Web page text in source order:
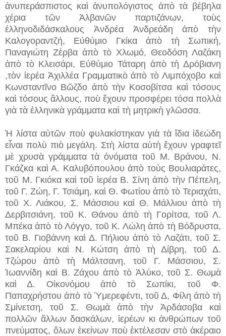
ἀνυπεράσπιστος καὶ ἀνυπολόγιστος ἀπὸ τὰ βέβηλα
χέρια τῶν Ἀλβανῶν παρτιζάνων, τοὺς
ἑλληνοδιδάσκαλους Ἀνδρέα Ἀνδρεάδη ἀπὸ τὴν
Καλογοραντζή, Εὐθύμιο Γκίκα ἀπὸ τὴ Σωπική,
Παναγιώτη Ζέρβα ἀπὸ τὸ Χλωμό, Θεοδόση Λαζάκη
ἀπὸ τὸ Κλεισάρι, Εὐθύμιο Τάταρη ἀπὸ τὴ Δρόβιανη
,τὸν ἱερέα Ἀχιλλέα Γραμματικὸ ἀπὸ τὸ Λιμπόχοβο καὶ
Κωνσταντῖνο Βῶζδο ἀπὸ τὴν Κοσοβίτσα καὶ τόσους
καὶ τόσους ἄλλους, ποὺ ἔχουν προσφέρει τόσα πολλὰ
γιὰ τὰ ἑλληνικὰ γράμματα καὶ τὴ μητρικὴ γλῶσσα.
Ἡ λίστα αὐτῶν ποὺ φυλακίστηκαν γιὰ τὰ ἴδια ἰδεώδη
εἶναι πολὺ πιὸ μεγάλη. Στὴ λίστα αὐτὴ ἔχουν γραφτεῖ
μὲ χρυσὰ γράμματα τὰ ὀνόματα τοῦ Μ. Βράνου, Ν.
Γκάζκα καὶ Α. Καλυβόπουλου ἀπὸ τοὺς Βουλιαράτες,
τοῦ Μ. Γκιόκα καὶ τοῦ ἱερέα Β. Σίνη ἀπὸ τὴν Πέπελη,
τοῦ Γ. Ζώη, Γ. Τσιάμη, καὶ Θ. Φωτίου ἀπὸ τὸ Τεριαχάτι,
τοῦ Χ. Λιάκου, Σ. Μάσσιου καὶ Θ. Μάλλιου ἀπὸ τὴ
Δερβιτσιάνη, τοῦ Κ. Θάνου ἀπὸ τὴ Γορίτσα, τοῦ Λ.
Μπέκα ἀπὸ τὸ Λόγγο, τοῦ Κ. Λώλη ἀπὸ τὴ Βόδρυστα,
τοῦ Β. Γιοβάννη καὶ Δ. Πήλιου ἀπὸ τὸ Λαζάτι, τοῦ Σ.
Σακελαρίου καὶ Ν. Κώτση ἀπὸ τὴ Δίβρη, τοῦ Δ.
Τζώρου ἀπὸ τὴ Μάλτσανη, τοῦ Γ. Μάσσιου, Σ.
Ἰωαννίδη καὶ Β. Ζάχου ἀπὸ τὸ Ἀλύκο, τοῦ Σ. Θωμὰ
καὶ Δ. Οἰκονόμου ἀπὸ τὸ Σωπίκι, τοῦ Φ.
Παπαχρήστου ἀπὸ τὸ Ὑμερεφέντι, τοῦ Δ, Φίλη ἀπὸ τὴ
Σμίνετση, τοῦ Σ. Θωμὰ ἀπὸ τὴν Ἀρδάσοβα καὶ
πολλῶν ἄλλων δασκάλων, ἱερέων κι ἀνθρώπων τοῦ
πνεύματος, ὅλων ἐκείνων ποὺ ἐκτέλεσαν στὸ ἀκέραιο